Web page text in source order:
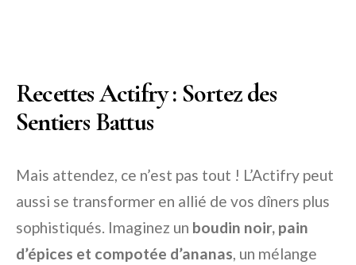
Recettes Actifry : Sortez des
Sentiers Battus
Mais attendez, ce n’est pas tout ! L’Actifry peut
aussi se transformer en allié de vos dîners plus
sophistiqués. Imaginez un boudin noir, pain
d’épices et compotée d’ananas , un mélange